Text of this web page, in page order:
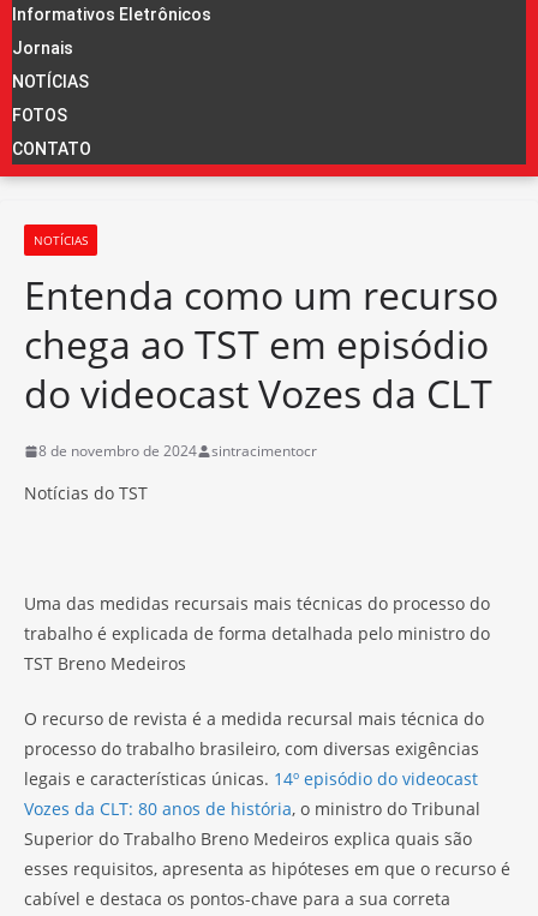
Informativos Eletrônicos
Jornais
NOTÍCIAS
FOTOS
CONTATO
NOTÍCIAS
Entenda como um recurso
chega ao TST em episódio
do videocast Vozes da CLT
8 de novembro de 2024 sintracimentocr
Notícias do TST
Uma das medidas recursais mais técnicas do processo do
trabalho é explicada de forma detalhada pelo ministro do
TST Breno Medeiros
O recurso de revista é a medida recursal mais técnica do
processo do trabalho brasileiro, com diversas exigências
legais e características únicas. 14º episódio do videocast
Vozes da CLT: 80 anos de história, o ministro do Tribunal
Superior do Trabalho Breno Medeiros explica quais são
esses requisitos, apresenta as hipóteses em que o recurso é
cabível e destaca os pontos-chave para a sua correta